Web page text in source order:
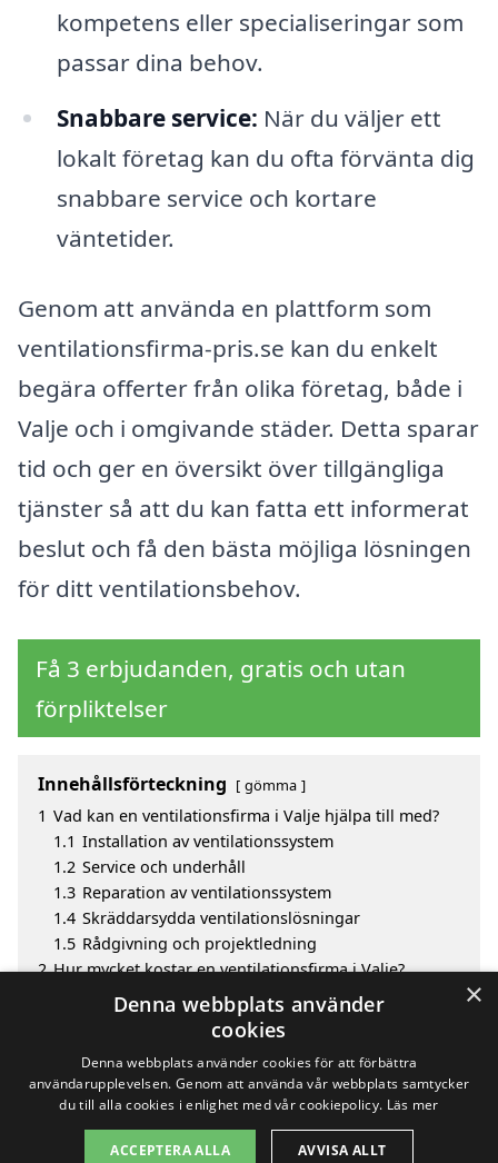
kompetens eller specialiseringar som
passar dina behov.
Snabbare service: När du väljer ett
lokalt företag kan du ofta förvänta dig
snabbare service och kortare
väntetider.
Genom att använda en plattform som
ventilationsfirma-pris.se kan du enkelt
begära offerter från olika företag, både i
Valje och i omgivande städer. Detta sparar
tid och ger en översikt över tillgängliga
tjänster så att du kan fatta ett informerat
beslut och få den bästa möjliga lösningen
för ditt ventilationsbehov.
Få 3 erbjudanden, gratis och utan
förpliktelser
Innehållsförteckning gömma
1 Vad kan en ventilationsfirma i Valje hjälpa till med?
1.1 Installation av ventilationssystem
1.2 Service och underhåll
1.3 Reparation av ventilationssystem
1.4 Skräddarsydda ventilationslösningar
1.5 Rådgivning och projektledning
2 Hur mycket kostar en ventilationsfirma i Valje?
Fördelar med att välja ventilationsfirma i Valje
Sök efter en skicklig ventilationsfirma i de omgivande
Copyright 2026 - Pilanto Aps
×
Denna webbplats använder
cookies
Denna webbplats använder cookies för att förbättra
användarupplevelsen. Genom att använda vår webbplats samtycker
du till alla cookies i enlighet med vår cookiepolicy. Läs mer
ACCEPTERA ALLA AVVISA ALLT